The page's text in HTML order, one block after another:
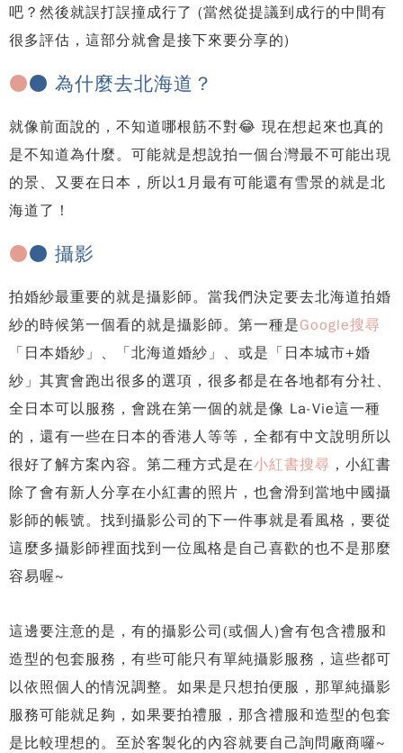
吧？然後就誤打誤撞成行了 (當然從提議到成行的中間有
很多評估，這部分就會是接下來要分享的)
●● 為什麼去北海道？
就像前面說的，不知道哪根筋不對😂 現在想起來也真的
是不知道為什麼。可能就是想說拍一個台灣最不可能出現
的景、又要在日本，所以1月最有可能還有雪景的就是北
海道了！
●● 攝影
拍婚紗最重要的就是攝影師。當我們決定要去北海道拍婚
紗的時候第一個看的就是攝影師。第一種是Google搜尋
「日本婚紗」、「北海道婚紗」、或是「日本城市+婚
紗」其實會跑出很多的選項，很多都是在各地都有分社、
全日本可以服務，會跳在第一個的就是像 La-Vie這一種
的，還有一些在日本的香港人等等，全都有中文說明所以
很好了解方案內容。第二種方式是在小紅書搜尋 ，小紅書
除了會有新人分享在小紅書的照片，也會滑到當地中國攝
影師的帳號。找到攝影公司的下一件事就是看風格，要從
這麼多攝影師裡面找到一位風格是自己喜歡的也不是那麼
容易喔~
這邊要注意的是，有的攝影公司(或個人)會有包含禮服和
造型的包套服務，有些可能只有單純攝影服務，這些都可
以依照個人的情況調整。如果是只想拍便服，那單純攝影
服務可能就足夠，如果要拍禮服，那含禮服和造型的包套
是比較理想的。至於客製化的內容就要自己詢問廠商囉~